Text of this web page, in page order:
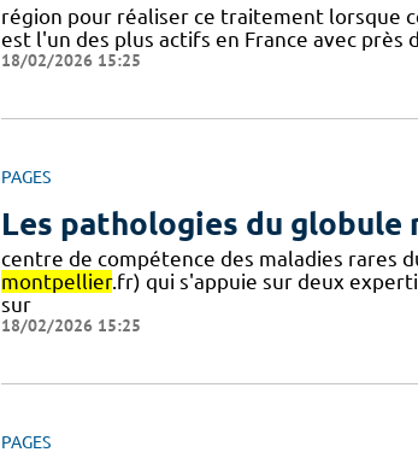
région pour réaliser ce traitement lorsque
est l'un des plus actifs en France avec
18/02/2026 15:25
PAGES
Les pathologies du globule
centre de compétence des maladies rares
montpellier.fr) qui s'appuie sur deux
sur
18/02/2026 15:25
PAGES